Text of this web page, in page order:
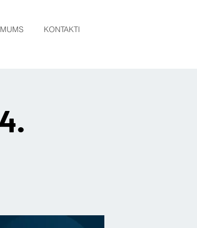
KONTAKTI